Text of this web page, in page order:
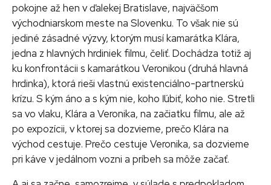
pokojne až hen v ďalekej Bratislave, najväčšom
východniarskom meste na Slovenku. To však nie sú
jediné zásadné výzvy, ktorým musí kamarátka Klára,
jedna z hlavných hrdiniek filmu, čeliť. Dochádza totiž aj
ku konfrontácii s kamarátkou Veronikou (druhá hlavná
hrdinka), ktorá rieši vlastnú existenciálno-partnerskú
krízu. S kým áno a s kým nie, koho ľúbiť, koho nie. Stretli
sa vo vlaku, Klára a Veronika, na začiatku filmu, ale až
po expozícii, v ktorej sa dozvieme, prečo Klára na
východ cestuje. Prečo cestuje Veronika, sa dozvieme
pri káve v jedálnom vozni a príbeh sa môže začať.